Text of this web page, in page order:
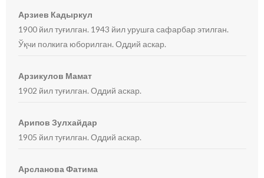
Арзиев Кадыркул
1900 йил туғилган. 1943 йил урушга сафарбар этилган.
Ўқчи полкига юборилган. Оддий аскар.
Арзикулов Мамат
1902 йил туғилган. Оддий аскар.
Арипов Зулхайдар
1905 йил туғилган. Оддий аскар.
Арсланова Фатима